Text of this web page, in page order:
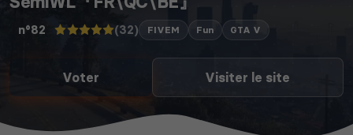
n°82 (32) FIVEM Fun GTA V
Voter Visiter le site